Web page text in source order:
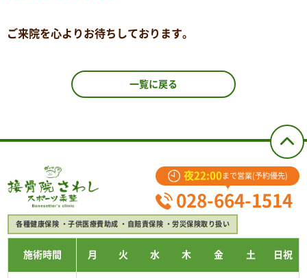
ご来院を心よりお待ちしております。
一覧に戻る
夜22:00 まで営業(予約優先)
028-664-1514
各種健康保険 子供医療費助成 自賠責保険 労災保険取り扱い
施術時間 月 火 水 木 金 土 日祝